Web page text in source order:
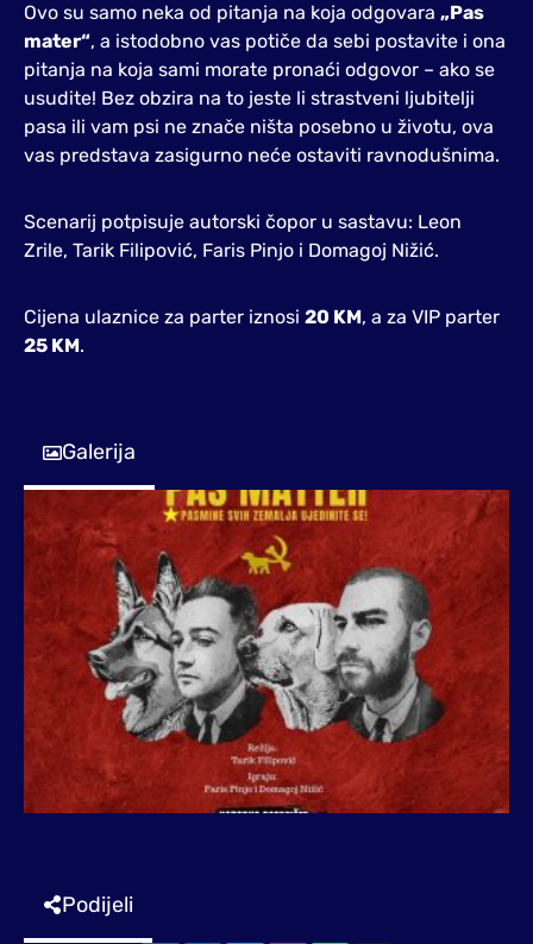
Ovo su samo neka od pitanja na koja odgovara „Pas
mater“, a istodobno vas potiče da sebi postavite i ona
pitanja na koja sami morate pronaći odgovor – ako se
usudite! Bez obzira na to jeste li strastveni ljubitelji
pasa ili vam psi ne znače ništa posebno u životu, ova
vas predstava zasigurno neće ostaviti ravnodušnima.
Scenarij potpisuje autorski čopor u sastavu: Leon
Zrile, Tarik Filipović, Faris Pinjo i Domagoj Nižić.
Cijena ulaznice za parter iznosi 20 KM, a za VIP parter
25 KM.
Galerija
Podijeli